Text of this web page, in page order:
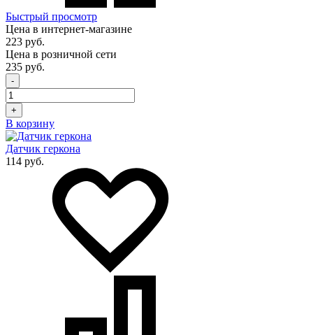
Быстрый просмотр
Цена в интернет-магазине
223 руб.
Цена в розничной сети
235 руб.
-
+
В корзину
Датчик геркона
114 руб.